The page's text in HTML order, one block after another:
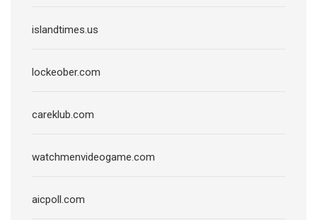
islandtimes.us
lockeober.com
careklub.com
watchmenvideogame.com
aicpoll.com